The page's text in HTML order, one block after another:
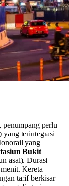
perlu
terintegrasi
yang
Bukit
asal). Durasi
Kereta
tarif berkisar